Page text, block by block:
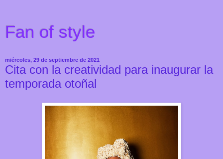
Fan of style
miércoles, 29 de septiembre de 2021
Cita con la creatividad para inaugurar la
temporada otoñal